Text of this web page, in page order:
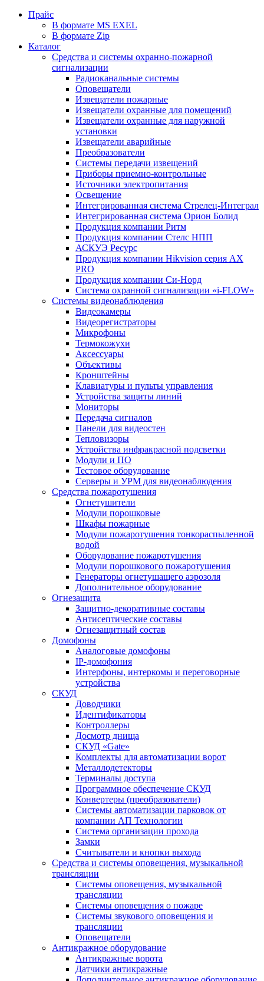
Прайс
В формате MS EXEL
В формате Zip
Каталог
Средства и системы охранно-пожарной
сигнализации
Радиоканальные системы
Оповещатели
Извещатели пожарные
Извещатели охранные для помещений
Извещатели охранные для наружной
установки
Извещатели аварийные
Преобразователи
Системы передачи извещений
Приборы приемно-контрольные
Источники электропитания
Освещение
Интегрированная система Стрелец-Интеграл
Интегрированная система Орион Болид
Продукция компании Ритм
Продукция компании Стелс НПП
АСКУЭ Ресурс
Продукция компании Hikvision серия AX
PRO
Продукция компании Си-Норд
Система охранной сигнализации «i-FLOW»
Системы видеонаблюдения
Видеокамеры
Видеорегистраторы
Микрофоны
Термокожухи
Аксессуары
Объективы
Кронштейны
Клавиатуры и пульты управления
Устройства защиты линий
Мониторы
Передача сигналов
Панели для видеостен
Тепловизоры
Устройства инфракрасной подсветки
Модули и ПО
Тестовое оборудование
Серверы и УРМ для видеонаблюдения
Средства пожаротушения
Огнетушители
Модули порошковые
Шкафы пожарные
Модули пожаротушения тонкораспыленной
водой
Оборудование пожаротушения
Модули порошкового пожаротушения
Генераторы огнетушащего аэрозоля
Дополнительное оборудование
Огнезащита
Защитно-декоративные составы
Антисептические составы
Огнезащитный состав
Домофоны
Аналоговые домофоны
IP-домофония
Интерфоны, интеркомы и переговорные
устройства
СКУД
Доводчики
Идентификаторы
Контроллеры
Досмотр днища
СКУД «Gate»
Комплекты для автоматизации ворот
Металлодетекторы
Терминалы доступа
Программное обеспечение СКУД
Конвертеры (преобразователи)
Системы автоматизации парковок от
компании АП Технологии
Система организации прохода
Замки
Считыватели и кнопки выхода
Средства и системы оповещения, музыкальной
трансляции
Системы оповещения, музыкальной
трансляции
Системы оповещения о пожаре
Системы звукового оповещения и
трансляции
Оповещатели
Антикражное оборудование
Антикражные ворота
Датчики антикражные